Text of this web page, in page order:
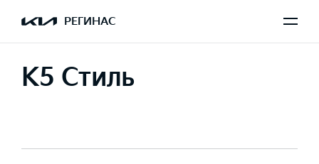
РЕГИНАС
K5 Стиль